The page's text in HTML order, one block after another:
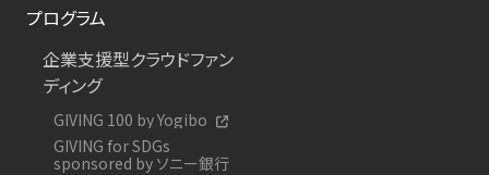
プログラム
企業支援型クラウドファン
ディング
GIVING 100 by Yogibo
GIVING for SDGs
sponsored by ソニー銀行